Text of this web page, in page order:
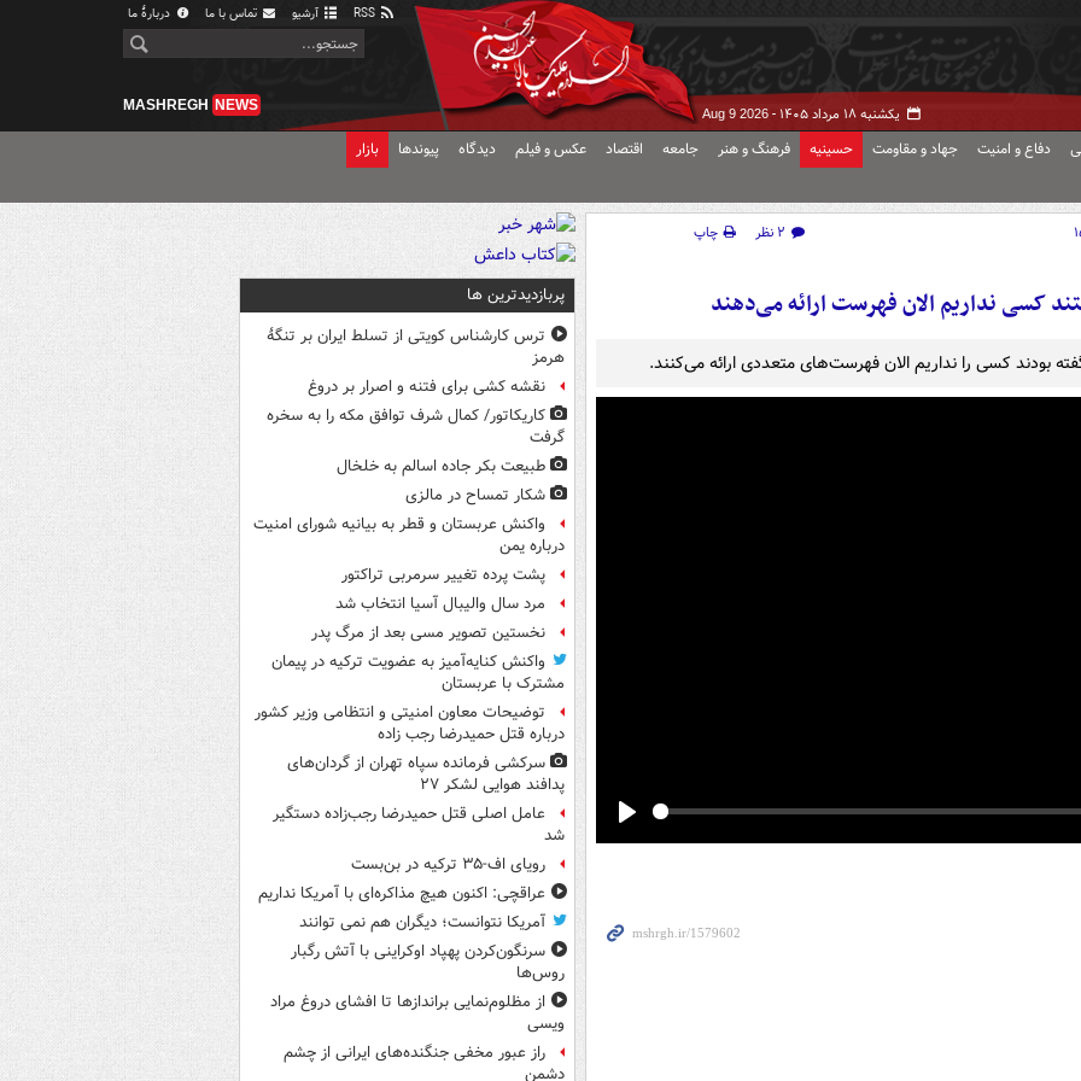
آرشیو تماس با ما دربارهٔ ما
یکشنبه ۱۸ مرداد ۱۴۰۵ - Aug 9 2026
MASHREGH NEWS
دفاع و امنیت جهاد و مقاومت حسینیه فرهنگ و هنر جامعه اقتصاد عکس و فیلم دیدگاه پیوندها بازار
۲ نظر
چاپ
کسی نداریم الان فهرست‌ ارائه می‌دهند
بودند کسی را نداریم الان فهرست‌های متعددی ارائه می‌کنند.
پربازدیدترین ها
ترس کارشناس کویتی از تسلط ایران بر تنگۀ
هرمز
نقشه کشی برای فتنه و اصرار بر دروغ
کاریکاتور/ کمال شرف توافق مکه را به سخره
گرفت
طبیعت بکر جاده اسالم به خلخال
شکار تمساح در مالزی
واکنش عربستان و قطر به بیانیه شورای امنیت
درباره یمن
پشت پرده تغییر سرمربی تراکتور
مرد سال والیبال آسیا انتخاب شد
نخستین تصویر مسی بعد از مرگ پدر
واکنش کنایه‌آمیز به عضویت ترکیه در پیمان
مشترک با عربستان
توضیحات معاون امنیتی و انتظامی وزیر کشور
درباره قتل حمیدرضا رجب زاده
سرکشی فرمانده سپاه تهران از گردان‌های
پدافند هوایی لشکر ۲۷
عامل اصلی قتل حمیدرضا رجب‌زاده دستگیر
شد
رویای اف-۳۵ ترکیه در بن‌بست
عراقچی: اکنون هیچ مذاکره‌ای با آمریکا نداریم
آمریکا نتوانست؛ دیگران هم نمی توانند
سرنگون‌کردن پهپاد اوکراینی با آتش رگبار
روس‌ها
از مظلوم‌نمایی براندازها تا افشای دروغ مراد
ویسی
راز عبور مخفی جنگنده‌های ایرانی از چشم
دشمن